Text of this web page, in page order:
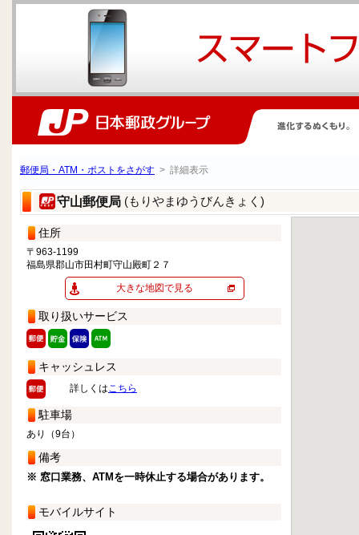
郵便局・ATM・ポストをさがす > 詳細表示
守山郵便局 (もりやまゆうびんきょく)
住所
〒963-1199
福島県郡山市田村町守山殿町２７
大きな地図で見る
取り扱いサービス
キャッシュレス
詳しくはこちら
駐車場
あり（9台）
備考
※ 窓口業務、ATMを一時休止する場合があります。
モバイルサイト